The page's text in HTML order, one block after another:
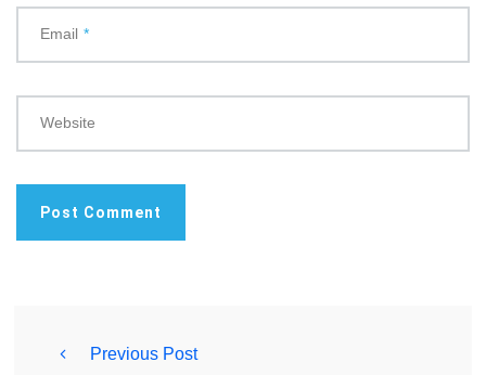
Email *
Website
Previous Post